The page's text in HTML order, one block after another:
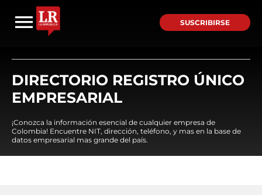
SUSCRIBIRSE
DIRECTORIO REGISTRO ÚNICO
EMPRESARIAL
¡Conozca la información esencial de cualquier empresa de
Colombia! Encuentre NIT, dirección, teléfono, y mas en la base de
datos empresarial mas grande del país.